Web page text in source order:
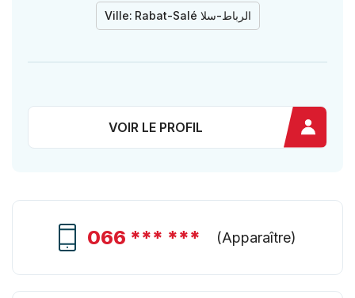
Ville: Rabat-Salé الرباط-سلا
VOIR LE PROFIL
066 *** *** (Apparaître)